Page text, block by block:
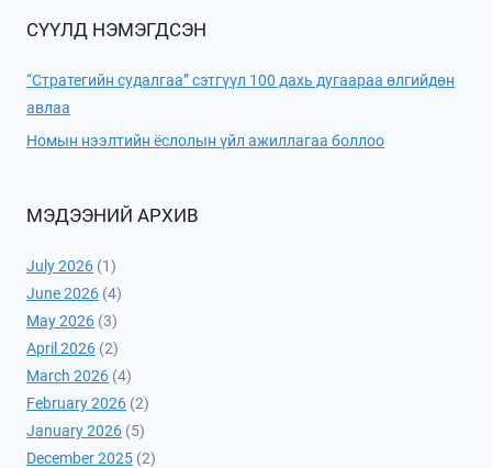
СҮҮЛД НЭМЭГДСЭН
“Стратегийн судалгаа” сэтгүүл 100 дахь дугаараа өлгийдөн
авлаа
Номын нээлтийн ёслолын үйл ажиллагаа боллоо
МЭДЭЭНИЙ АРХИВ
July 2026 (1)
June 2026 (4)
May 2026 (3)
April 2026 (2)
March 2026 (4)
February 2026 (2)
January 2026 (5)
December 2025 (2)